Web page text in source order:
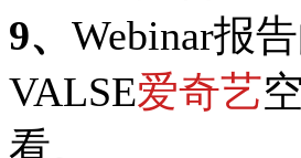
9、 Webinar报
VALSE爱奇艺
看。